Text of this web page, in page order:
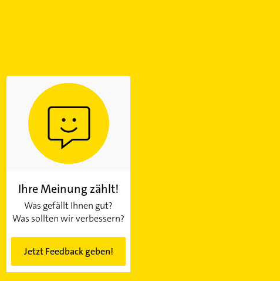
Ihre Meinung zählt!
Was gefällt Ihnen gut?
Was sollten wir verbessern?
Jetzt Feedback geben!